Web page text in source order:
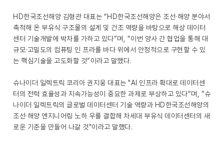
HD한국조선해양 김형관 대표는 “HD한국조선해양은 조선·해양 분야서
축적해 온 부유식 구조물의 설계 및 건조 역량을 바탕으로 해상 데이터
센터 기술개발에 박차를 가하고 있다”며, “이번 양사 간 협업을 통해 대
규모·고밀도의 컴퓨팅 인 프라를 바다 위에서 안정적으로 구현할 수 있
는 핵심기술을 고도화할 것”이라고 말했다.
슈나이더 일렉트릭 코리아 권지웅 대표는 "AI 인프라 확대로 데이터센
터의 전력 효율성과 지속가능성이 중요한 과제로 부상하고 있다“며, ”슈
나이더 일렉트릭의 글로벌 데이터센터 기술 역량과 HD한국조선해양의
조선·해양 엔지니어링 노하 우를 결합해 차세대 부유식 데이터센터의 새
로운 기준을 만들어 나갈 것"이라고 말했다.